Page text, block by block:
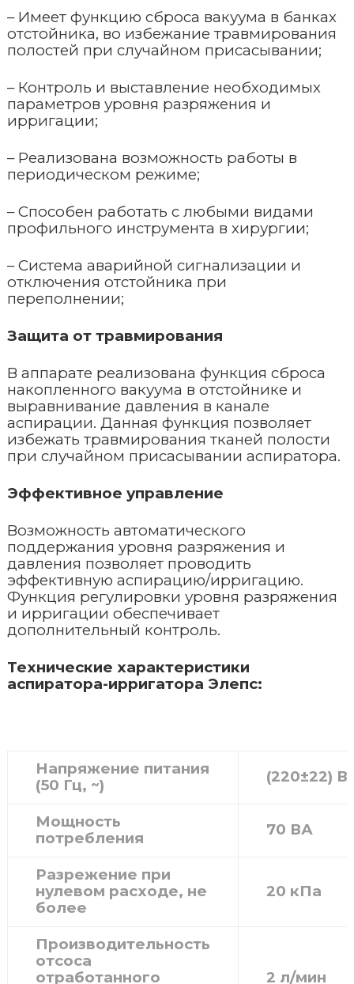
– Имеет функцию сброса вакуума в банках
отстойника, во избежание травмирования
полостей при случайном присасывании;
– Контроль и выставление необходимых
параметров уровня разряжения и
ирригации;
– Реализована возможность работы в
периодическом режиме;
– Способен работать с любыми видами
профильного инструмента в хирургии;
–Система аварийной сигнализации и
отключения отстойника при
переполнении;
Защита от травмирования
В аппарате реализована функция сброса
накопленного вакуума в отстойнике и
выравнивание давления в канале
аспирации. Данная функция позволяет
избежать травмирования тканей полости
при случайном присасывании аспиратора.
Эффективное управление
Возможность автоматического
поддержания уровня разряжения и
давления позволяет проводить
эффективную аспирацию/ирригацию.
Функция регулировки уровня разряжения
и ирригации обеспечивает
дополнительный контроль.
Технические характеристики
аспиратора-ирригатора Элепс:
Напряжение питания
(50 Гц, ~)
(220±22) В
Мощность
потребления
70 ВА
Разрежение при
нулевом расходе, не
более
20 кПа
Производительность
отсоса
отработанного
2 л/мин